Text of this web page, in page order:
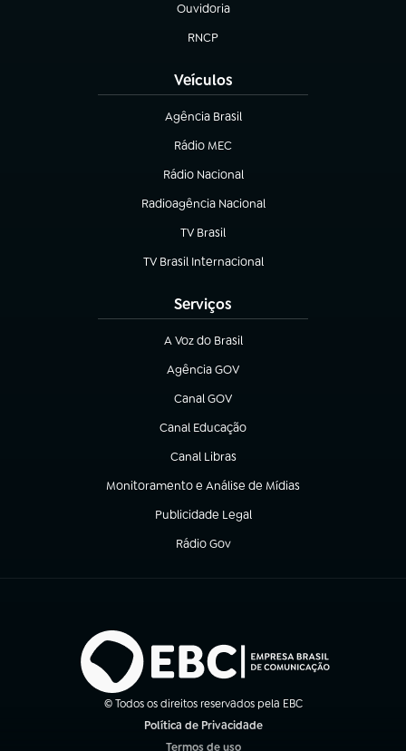
Ouvidoria
(abre em nova aba)
RNCP
(abre em nova aba)
Veículos
Agência Brasil
(abre em nova aba)
Rádio MEC
(abre em nova aba)
Rádio Nacional
Radioagência Nacional
(abre em nova aba)
TV Brasil
(abre em nova aba)
TV Brasil Internacional
(abre em nova aba)
Serviços
A Voz do Brasil
(abre em nova aba)
Agência GOV
(abre em nova aba)
Canal GOV
(abre em nova aba)
Canal Educação
(abre em nova aba)
Canal Libras
(abre em nova aba)
Monitoramento e Análise de Mídias
(abre em nova aba)
Publicidade Legal
(abre em nova aba)
Rádio Gov
(abre em nova aba)
© Todos os direitos reservados pela EBC
Política de Privacidade
Termos de uso